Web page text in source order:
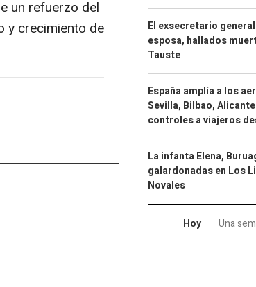
un refuerzo del
y crecimiento de
El exsecretario general
esposa, hallados
Tauste
España amplía a los
Sevilla, Bilbao,
controles a viajeros
La infanta Elena,
galardonadas en Los
Novales
Hoy Una